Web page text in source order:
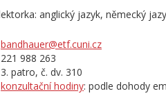
anglický jazyk, německý
bandhauer@etf.cuni.cz
221 988 263
3. patro, č. dv. 310
konzultační hodiny: podle dohody